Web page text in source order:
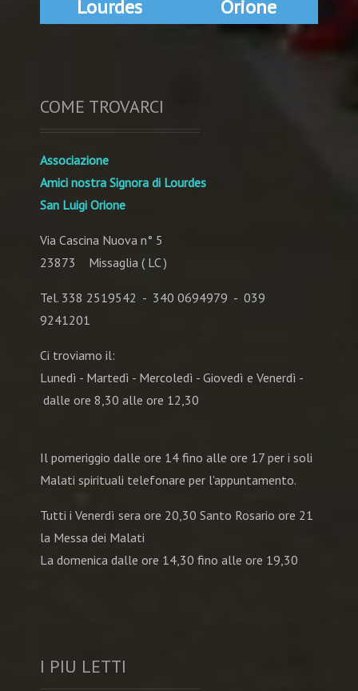
Lourdes
Orione
COME TROVARCI
Associazione
Amici nostra Signora di Lourdes
San Luigi Orione
Via Cascina Nuova n° 5
23873 Missaglia ( LC )
Tel. 338 2519542 - 340 0694979 - 039
9241201
Ci troviamo il:
Lunedì - Martedì - Mercoledì - Giovedì e Venerdì -
dalle ore 8,30 alle ore 12,30
Il pomeriggio dalle ore 14 fino alle ore 17 per i soli
Malati spirituali telefonare per l'appuntamento.
Tutti i Venerdì sera ore 20,30 Santo Rosario ore 21
la Messa dei Malati
La domenica dalle ore 14,30 fino alle ore 19,30
I PIU LETTI